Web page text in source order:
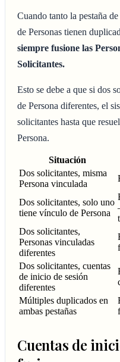
Cuando tanto la pestaña
de Personas tienen
siempre fusione las
Solicitantes.
Esto se debe a que si dos
de Persona diferentes, el
solicitantes hasta que
Persona.
Situación
Dos solicitantes, misma
Persona vinculada
Dos solicitantes, solo uno
tiene vínculo de Persona
Dos solicitantes,
Personas vinculadas
diferentes
Dos solicitantes, cuentas
de inicio de sesión
diferentes
Múltiples duplicados en
ambas pestañas
Cuentas de